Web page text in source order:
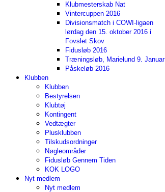
Klubmesterskab Nat
Vintercuppen 2016
Divisionsmatch i COWI-ligaen
lørdag den 15. oktober 2016 i
Fovslet Skov
Fidusløb 2016
Træningsløb, Marielund 9. Januar
Påskeløb 2016
Klubben
Klubben
Bestyrelsen
Klubtøj
Kontingent
Vedtægter
Plusklubben
Tilskudsordninger
Nøgleområder
Fidusløb Gennem Tiden
KOK LOGO
Nyt medlem
Nyt medlem